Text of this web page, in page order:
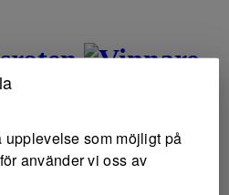
som möjligt på
använder vi oss av